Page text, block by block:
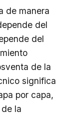
de manera
del
del
de la
significa
por capa,
la